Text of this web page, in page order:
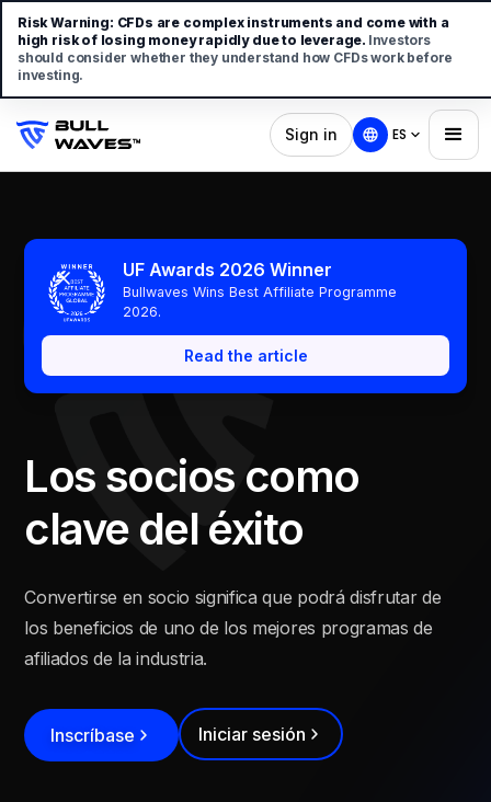
Sign in ES
UF Awards 2026 Winner
Bullwaves Wins Best Affiliate Programme
2026.
Read the article
Los socios como
clave del éxito
Convertirse en socio significa que podrá disfrutar de
los beneficios de uno de los mejores programas de
afiliados de la industria.
Inscríbase Iniciar sesión
Risk Warning: CFDs are complex instruments and come with a
high risk of losing money rapidly due to leverage. Investors
should consider whether they understand how CFDs work before
investing.